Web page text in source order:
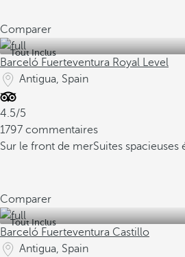
Comparer
Tout Inclus
Barceló Fuerteventura Royal Level
Antigua, Spain
4.5/5
1797 commentaires
Sur le front de merSuites
Comparer
Tout Inclus
Barceló Fuerteventura Castillo
Antigua, Spain